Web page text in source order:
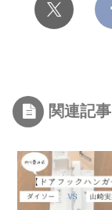
関連記事